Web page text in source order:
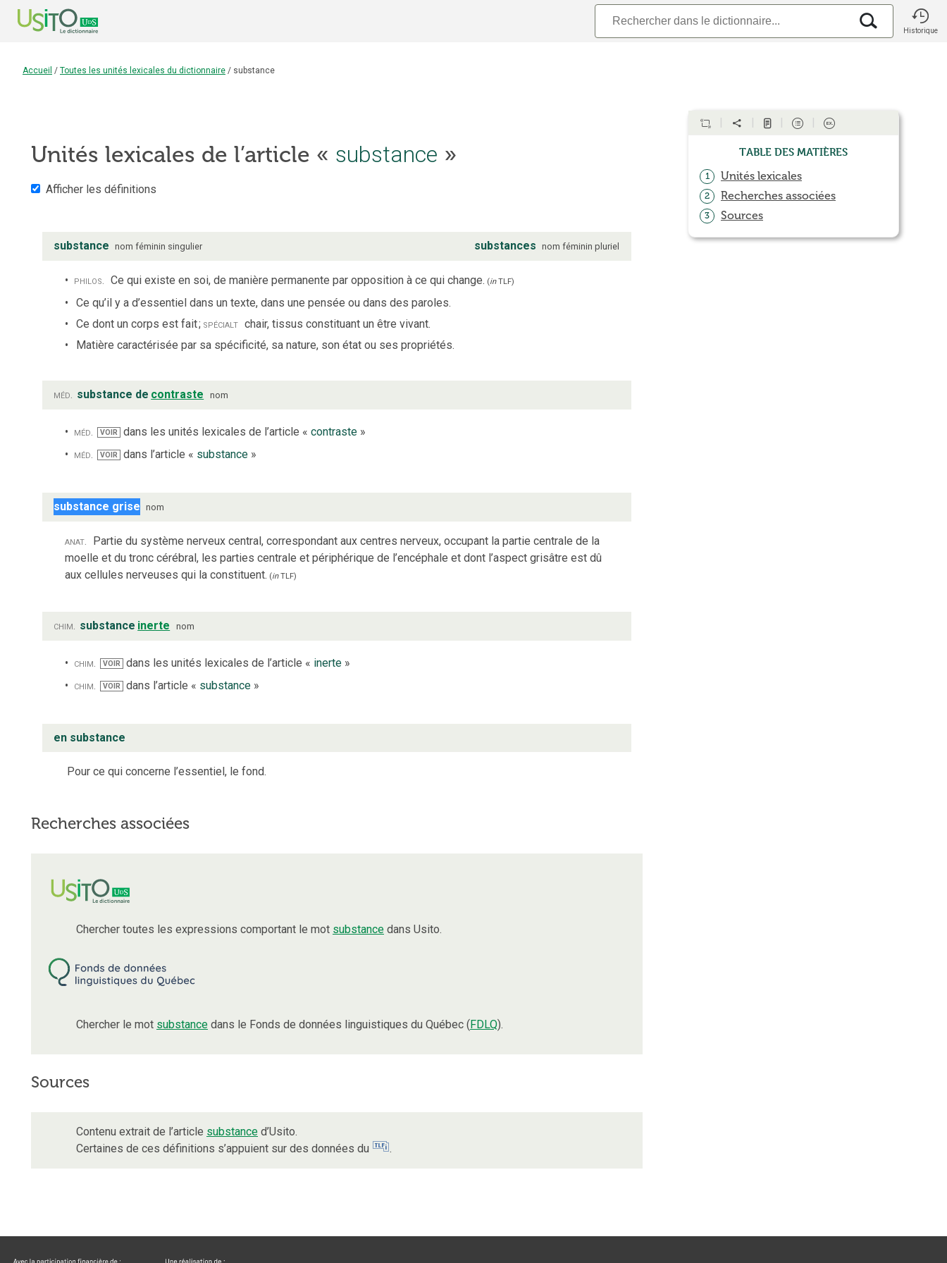
Historique
Accueil / Toutes les unités lexicales du dictionnaire / substance
Unités lexicales de l’article « substance »
Afficher les définitions
substance nom féminin singulier substances nom féminin pluriel
philos. Ce qui existe en soi, de manière permanente par opposition à ce qui change. (inTLF)
Ce qu’il y a d’essentiel dans un texte, dans une pensée ou dans des paroles.
Ce dont un corps est fait; spécialt chair, tissus constituant un être vivant.
Matière caractérisée par sa spécificité, sa nature, son état ou ses propriétés.
méd. substance de contraste nom
méd. VOIR dans les unités lexicales de l’article « contraste»
méd.
VOIR dans l’article « substance»
substance grise nom
anat. Partie du système nerveux central, correspondant aux centres nerveux, occupant la partie centrale de la
moelle et du tronc cérébral, les parties centrale et périphérique de l’encéphale et dont l’aspect grisâtre est dû
aux cellules nerveuses qui la constituent. (inTLF)
chim. substance inerte nom
chim. VOIR dans les unités lexicales de l’article « inerte»
chim.
VOIR dans l’article « substance»
en substance
Pour ce qui concerne l’essentiel, le fond.
Recherches associées
Chercher toutes les expressions comportant le mot substance dans Usito.
Chercher le mot substance dans le Fonds de données linguistiques du Québec (FDLQ).
Sources
Contenu extrait de l’article substance d’Usito.
Certaines de ces définitions s’appuient sur des données du
.
Table des matières
1 Unités lexicales
2 Recherches associées
3 Sources